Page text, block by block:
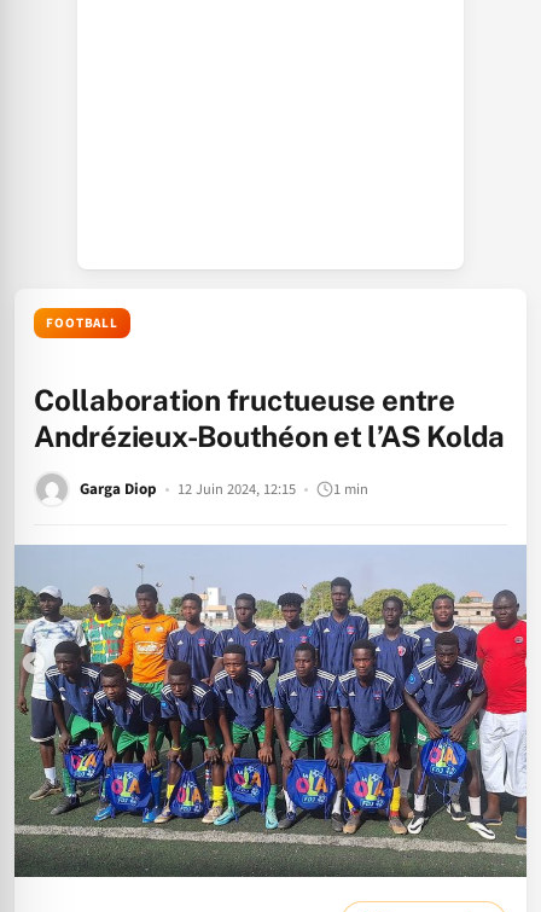
FOOTBALL
Collaboration fructueuse entre
Andrézieux-Bouthéon et l’AS Kolda
Garga Diop 12 Juin 2024, 12:15 1 min